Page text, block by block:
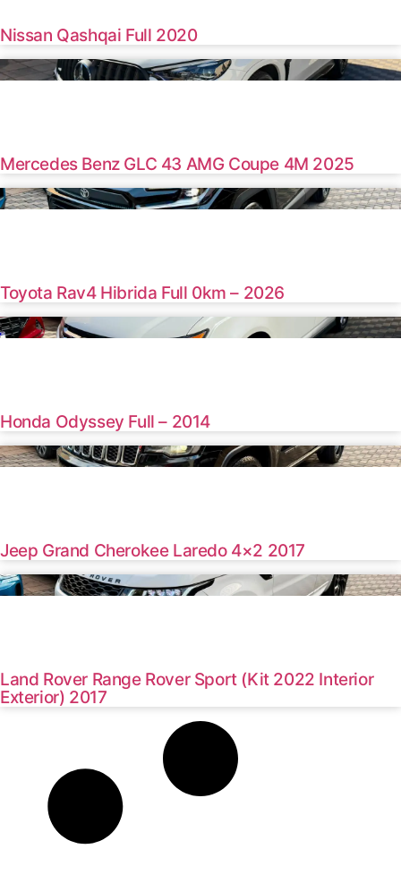
Nissan Qashqai Full 2020
Haz clic aquí
Mercedes Benz GLC 43 AMG Coupe 4M 2025
Haz clic aquí
Toyota Rav4 Hibrida Full 0km – 2026
Haz clic aquí
Honda Odyssey Full – 2014
Haz clic aquí
Jeep Grand Cherokee Laredo 4×2 2017
Haz clic aquí
Land Rover Range Rover Sport (Kit 2022 Interior
Exterior) 2017